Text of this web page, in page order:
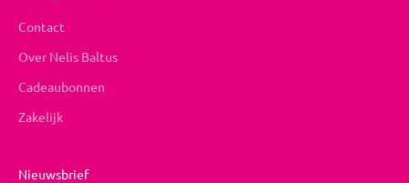
Contact
Over Nelis Baltus
Cadeaubonnen
Zakelijk
Nieuwsbrief